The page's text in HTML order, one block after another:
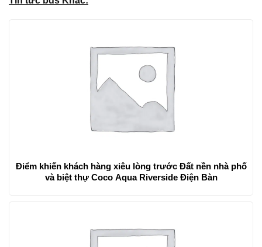
Điểm khiến khách hàng xiêu lòng trước Đất nền nhà phố
và biệt thự Coco Aqua Riverside Điện Bàn